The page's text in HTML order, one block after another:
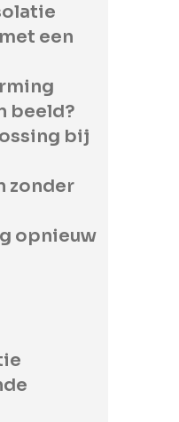
een
beeld?
bij
zonder
opnieuw